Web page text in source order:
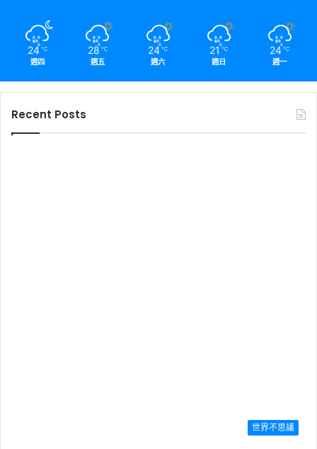
24 ℃
週四
28 ℃
週五
24 ℃
週六
21 ℃
週日
24 ℃
週一
Recent Posts
世界不思議